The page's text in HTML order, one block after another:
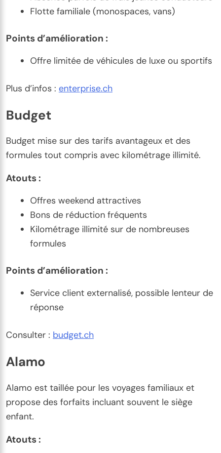
Flotte familiale (monospaces, vans)
Points d’amélioration :
Offre limitée de véhicules de luxe ou sportifs
Plus d’infos : enterprise.ch
Budget
Budget mise sur des tarifs avantageux et des
formules tout compris avec kilométrage illimité.
Atouts :
Offres weekend attractives
Bons de réduction fréquents
Kilométrage illimité sur de nombreuses
formules
Points d’amélioration :
Service client externalisé, possible lenteur de
réponse
Consulter : budget.ch
Alamo
Alamo est taillée pour les voyages familiaux et
propose des forfaits incluant souvent le siège
enfant.
Atouts :